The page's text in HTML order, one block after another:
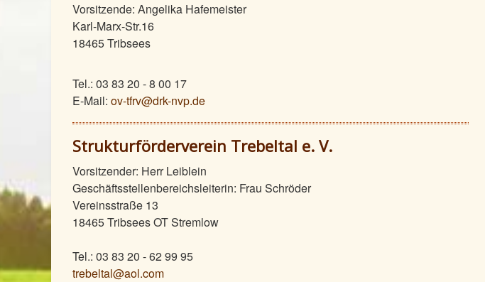
Vorsitzende: Angelika Hafemeister
Karl-Marx-Str.16
18465 Tribsees
Tel.: 03 83 20 - 8 00 17
E-Mail: ov-tfrv@drk-nvp.de
Strukturförderverein Trebeltal e. V.
Vorsitzender: Herr Leiblein
Geschäftsstellenbereichsleiterin: Frau Schröder
Vereinsstraße 13
18465 Tribsees OT Stremlow
Tel.: 03 83 20 - 62 99 95
trebeltal@aol.com